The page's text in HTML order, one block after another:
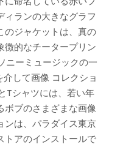
ィランの大きなグラフ
のジャケットは、真の
徴的なチータープリン
ニーミュージックの一
して画像 コレクショ
Tシャツには、若い年
ボブのさまざまな画像
ンは、パラダイス東京
トアのインストールで